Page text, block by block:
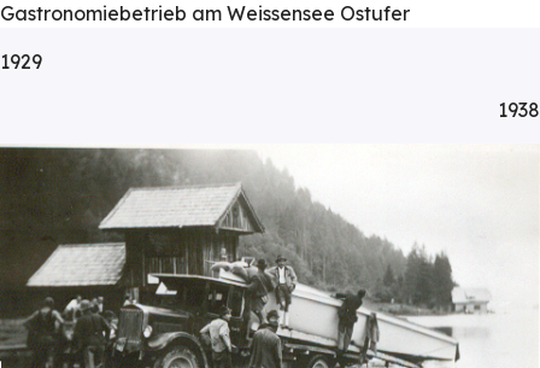
Gastronomiebetrieb am Weissensee Ostufer
1929
1938